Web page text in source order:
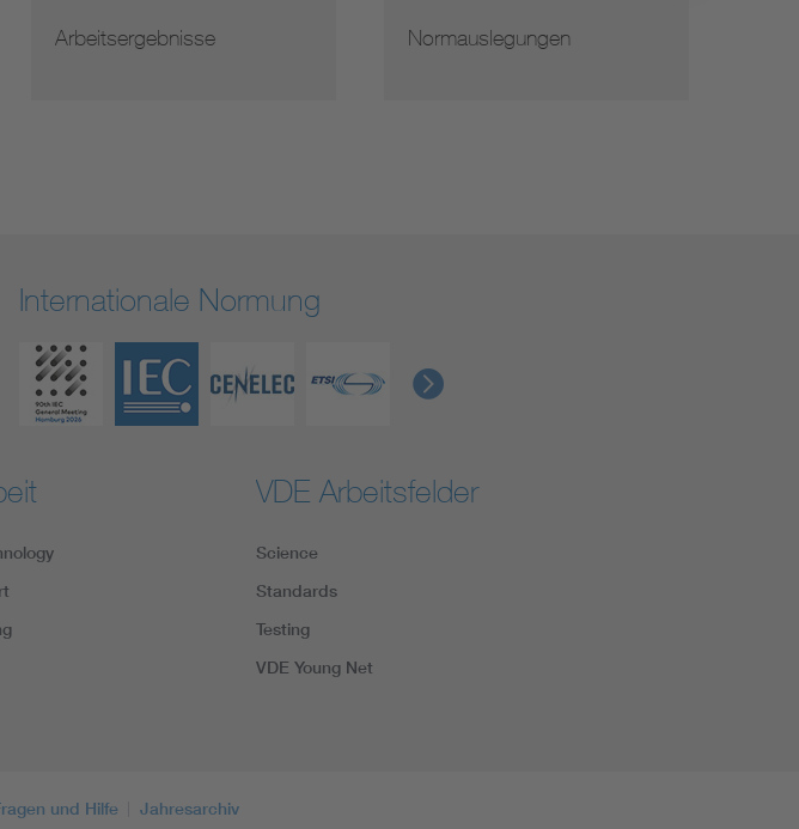
Arbeitsergebnisse Normauslegungen
Internationale Normung
VDE Arbeitsfelder
Science
Standards
Testing
VDE Young Net
und Hilfe Jahresarchiv